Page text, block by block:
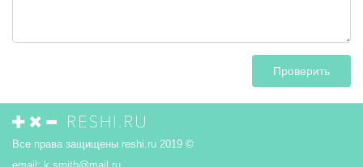
Проверить
Все права защищены reshi.ru 2019 ©